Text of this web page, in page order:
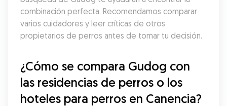
combinación perfecta. Recomendamos comparar
varios cuidadores y leer críticas de otros
propietarios de perros antes de tomar tu decisión.
¿Cómo se compara Gudog con
las residencias de perros o los
hoteles para perros en Canencia?